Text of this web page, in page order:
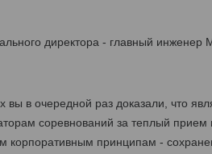
директора - главный
в очередной раз доказали, что
соревнований за теплый прием
корпоративным принципам -